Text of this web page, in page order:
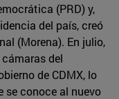
(PRD) y,
del país, creó
(Morena). En julio,
del
de CDMX, lo
se conoce al nuevo